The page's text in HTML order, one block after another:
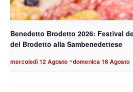
Benedetto Brodetto 2026: Festival
del Brodetto alla Sambenedettese
mercoledì 12 Agosto -domenica 16 Agosto